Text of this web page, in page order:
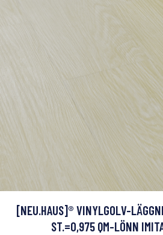
[NEU.HAUS]® VINYLGOLV-
ST.=0,975 QM-LÖNN